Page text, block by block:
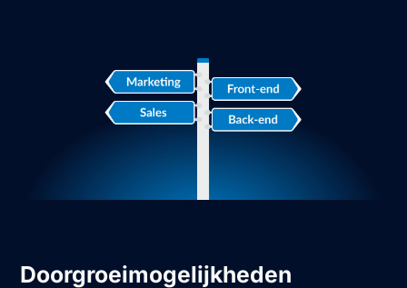
Doorgroeimogelijkheden